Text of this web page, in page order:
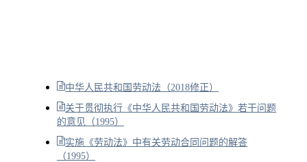
中华人民共和国劳动法（2018修正）
关于贯彻执行《中华人民共和国劳动法》若干问题
的意见（1995）
实施《劳动法》中有关劳动合同问题的解答
（1995）